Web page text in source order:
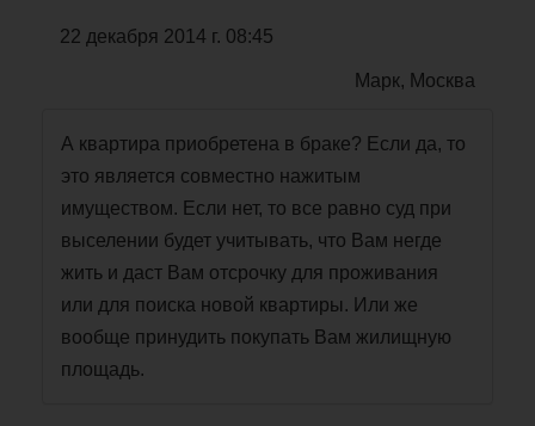
22 декабря 2014 г. 08:45
Марк, Москва
А квартира приобретена в браке? Если да, то
это является совместно нажитым
имуществом. Если нет, то все равно суд при
выселении будет учитывать, что Вам негде
жить и даст Вам отсрочку для проживания
или для поиска новой квартиры. Или же
вообще принудить покупать Вам жилищную
площадь.